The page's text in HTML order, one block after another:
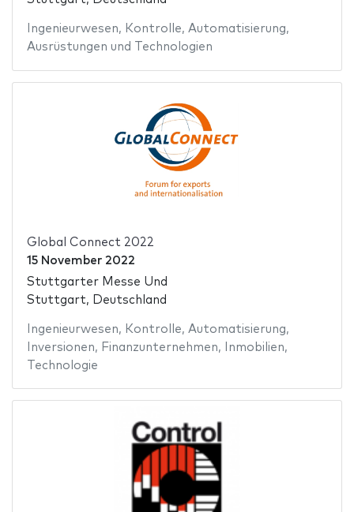
Ingenieurwesen, Kontrolle, Automatisierung,
Ausrüstungen und Technologien
Global Connect 2022
15 November 2022
Stuttgarter Messe Und
Stuttgart, Deutschland
Ingenieurwesen, Kontrolle, Automatisierung,
Inversionen, Finanzunternehmen, Inmobilien,
Technologie